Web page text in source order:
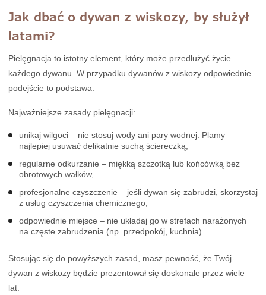
Jak dbać o dywan z wiskozy, by służył
latami?
Pielęgnacja to istotny element, który może przedłużyć życie
każdego dywanu. W przypadku dywanów z wiskozy odpowiednie
podejście to podstawa.
Najważniejsze zasady pielęgnacji:
unikaj wilgoci – nie stosuj wody ani pary wodnej. Plamy
najlepiej usuwać delikatnie suchą ściereczką,
regularne odkurzanie – miękką szczotką lub końcówką bez
obrotowych wałków,
profesjonalne czyszczenie – jeśli dywan się zabrudzi, skorzystaj
z usług czyszczenia chemicznego,
odpowiednie miejsce – nie układaj go w strefach narażonych
na częste zabrudzenia (np. przedpokój, kuchnia).
Stosując się do powyższych zasad, masz pewność, że Twój
dywan z wiskozy będzie prezentował się doskonale przez wiele
lat.